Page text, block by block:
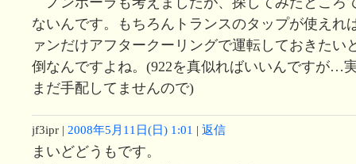
ないんです。もちろんトランスのタップが使えれ
ァンだけアフタークーリングで運転しておきたい
倒なんですよね。(922を真似ればいいんですが…
まだ手配してませんので)
jf3ipr | 2008年5月11日(日) 1:01 | 返信
まいどどうもです。